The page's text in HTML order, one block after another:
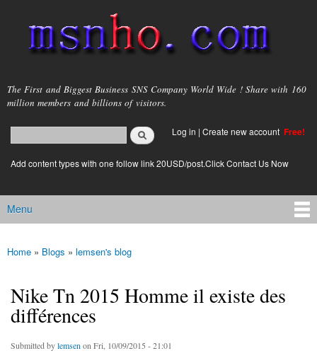
main
content
msnho.com
The First and Biggest Business SNS Company World Wide ! Share with 160
million members and billions of visitors.
Search form
login link
Log in | Create new account Free!
Add content types with one follow link 20USD/post.Click Contact Us Now
Main menu
Menu
You are here
Home » Blogs » lemsen's blog
Nike Tn 2015 Homme il existe des
différences
Submitted bylemsen on Fri, 10/09/2015 - 21:01